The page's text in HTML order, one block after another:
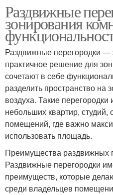
Раздвижные
зонирования
Раздвижные перегородки —
практичное решение для
сочетают в себе
разделить пространство на
воздуха. Такие
небольших квартир, студий,
помещений, где важно
использовать площадь.
Преимущества раздвижных
Раздвижные перегородки
преимуществ, которые
среди владельцев